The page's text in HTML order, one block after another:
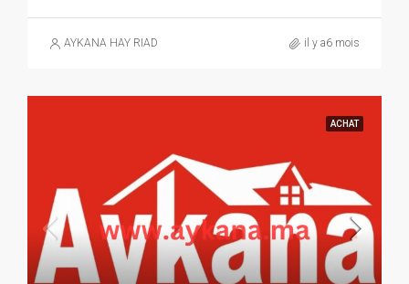
AYKANA HAY RIAD il y a6 mois
ACHAT